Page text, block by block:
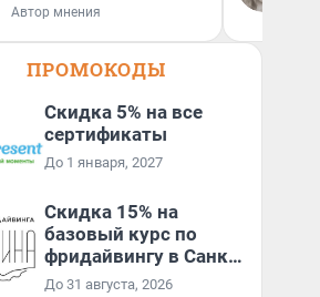
Автор мнения
ПРОМОКОДЫ
Скидка 5% на все
сертификаты
До 1 января, 2027
Скидка 15% на
базовый курс по
фридайвингу в Санкт-
Петербурге
До 31 августа, 2026